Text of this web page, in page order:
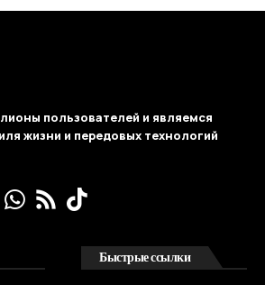
пользователей и являемся
жизни и передовых технологий
Быстрые ссылки